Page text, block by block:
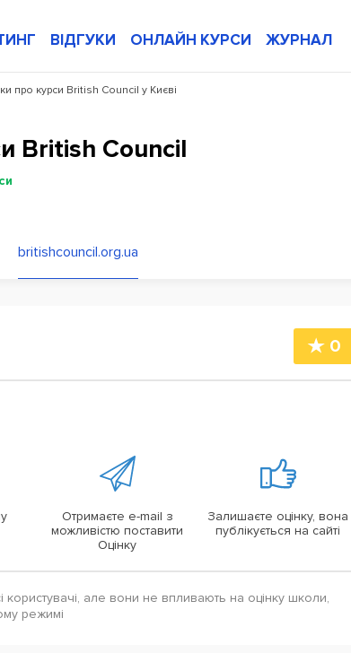
ВІДГУКИ ОНЛАЙН КУРСИ ЖУРНАЛ
про курси British Council у Києві
British Council
britishcouncil.org.ua
0
Отримаєте e-mail з
можливістю поставити
Оцінку
Залишаєте оцінку, вона
публікується на сайті
користувачі, але вони не впливають на оцінку школи,
режимі